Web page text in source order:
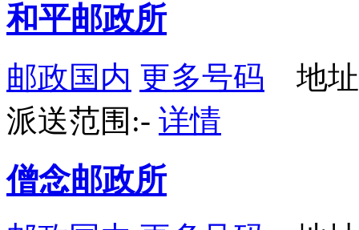
和平邮政所
邮政国内 更多号码 地址
派送范围:- 详情
僧念邮政所